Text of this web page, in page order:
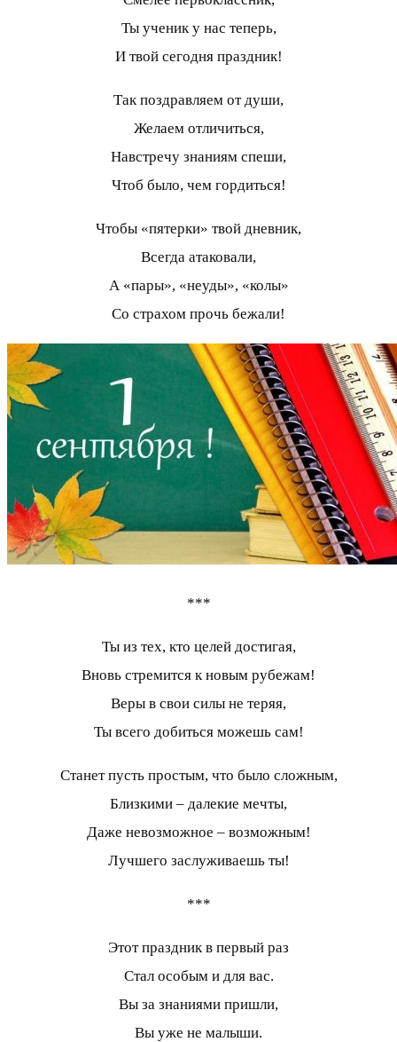
Ты ученик у нас теперь,
И твой сегодня праздник!
Так поздравляем от души,
Желаем отличиться,
Навстречу знаниям спеши,
Чтоб было, чем гордиться!
Чтобы «пятерки» твой дневник,
Всегда атаковали,
А «пары», «неуды», «колы»
Со страхом прочь бежали!
***
Ты из тех, кто целей достигая,
Вновь стремится к новым рубежам!
Веры в свои силы не теряя,
Ты всего добиться можешь сам!
Станет пусть простым, что было сложным,
Близкими – далекие мечты,
Даже невозможное – возможным!
Лучшего заслуживаешь ты!
***
Этот праздник в первый раз
Стал особым и для вас.
Вы за знаниями пришли,
Вы уже не малыши.